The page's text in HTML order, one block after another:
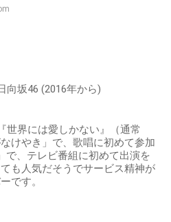
向坂46 (2016年から)
世界には愛しかない』（通常
けやき」で、歌唱に初めて参加
で、テレビ番組に初めて出演を
も人気だそうでサービス精神が
です。